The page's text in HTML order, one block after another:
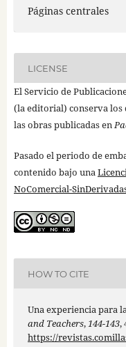
Páginas centrales
LICENSE
El Servicio de
(la editorial) conserva
las obras publicadas en
Pasado el periodo de
contenido bajo una
NoComercial-
HOW TO CITE
Una experiencia para
and Teachers,144-143,
https://